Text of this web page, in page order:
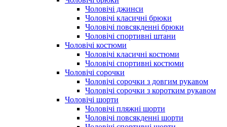
Чоловічі джинси
Чоловічі класичні брюки
Чоловічі повсякденні брюки
Чоловічі спортивні штани
Чоловічі костюми
Чоловічі класичні костюми
Чоловічі спортивні костюми
Чоловічі сорочки
Чоловічі сорочки з довгим рукавом
Чоловічі сорочки з коротким рукавом
Чоловічі шорти
Чоловічі пляжні шорти
Чоловічі повсякденні шорти